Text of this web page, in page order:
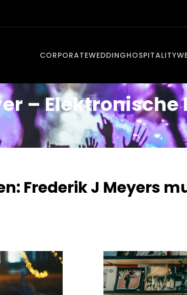
CORPORATEWEDDINGHOSPITALITY
–
Frederik J Meyers